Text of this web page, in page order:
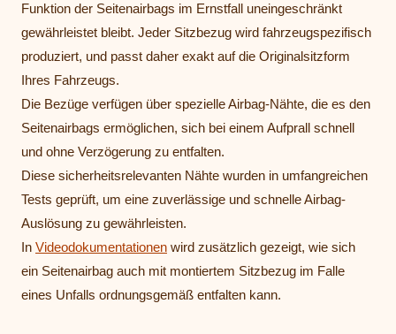
Funktion der Seitenairbags im Ernstfall uneingeschränkt
gewährleistet bleibt. Jeder Sitzbezug wird fahrzeugspezifisch
produziert, und passt daher exakt auf die Originalsitzform
Ihres Fahrzeugs.
Die Bezüge verfügen über spezielle Airbag-Nähte, die es den
Seitenairbags ermöglichen, sich bei einem Aufprall schnell
und ohne Verzögerung zu entfalten.
Diese sicherheitsrelevanten Nähte wurden in umfangreichen
Tests geprüft, um eine zuverlässige und schnelle Airbag-
Auslösung zu gewährleisten.
In Videodokumentationen wird zusätzlich gezeigt, wie sich
ein Seitenairbag auch mit montiertem Sitzbezug im Falle
eines Unfalls ordnungsgemäß entfalten kann.